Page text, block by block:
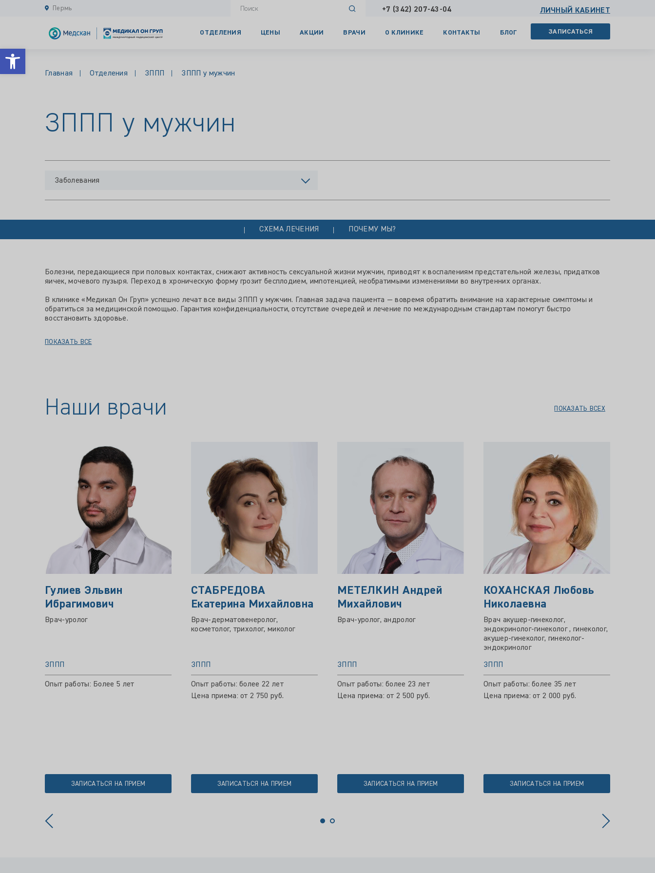
Открыть панель инструментов
Пермь +7 (342) 207-43-04 ЛИЧНЫЙ КАБИНЕТ
ОТДЕЛЕНИЯ ЦЕНЫ АКЦИИ ВРАЧИ О КЛИНИКЕ КОНТАКТЫ БЛОГ ЗАПИСАТЬСЯ
Главная Отделения ЗППП ЗППП у мужчин
ЗППП у мужчин
Заболевания
СХЕМА ЛЕЧЕНИЯ ПОЧЕМУ МЫ?
Болезни, передающиеся при половых контактах, снижают активность сексуальной жизни мужчин, приводят к воспалениям предстательной железы, придатков
яичек, мочевого пузыря. Переход в хроническую форму грозит бесплодием, импотенцией, необратимыми изменениями во внутренних органах.
В клинике «Медикал Он Груп» успешно лечат все виды ЗППП у мужчин. Главная задача пациента — вовремя обратить внимание на характерные симптомы и
обратиться за медицинской помощью. Гарантия конфиденциальности, отсутствие очередей и лечение по международным стандартам помогут быстро
восстановить здоровье.
ПОКАЗАТЬ ВСЕ
Наши врачи ПОКАЗАТЬ ВСЕХ
Гулиев Эльвин
Ибрагимович
Врач-уролог
ЗППП
Опыт работы: Более 5 лет
ЗАПИСАТЬСЯ НА ПРИЕМ
СТАБРЕДОВА
Екатерина Михайловна
Врач-дерматовенеролог,
косметолог, трихолог, миколог
ЗППП
Опыт работы: более 22 лет
Цена приема: от 2 750 руб.
ЗАПИСАТЬСЯ НА ПРИЕМ
МЕТЕЛКИН Андрей
Михайлович
Врач-уролог, андролог
ЗППП
Опыт работы: более 23 лет
Цена приема: от 2 500 руб.
ЗАПИСАТЬСЯ НА ПРИЕМ
КОХАНСКАЯ Любовь
Николаевна
Врач акушер-гинеколог,
эндокринолог-гинеколог , гинеколог,
акушер-гинеколог, гинеколог-
эндокринолог
ЗППП
Опыт работы: более 35 лет
Цена приема: от 2 000 руб.
ЗАПИСАТЬСЯ НА ПРИЕМ